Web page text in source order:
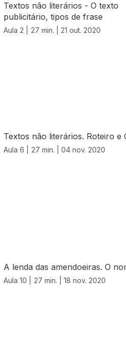
Textos não literários - O texto
publicitário, tipos de frase
Aula 2 | 27 min. | 21 out. 2020
Textos não literários. Roteiro e
Aula 6 | 27 min. | 04 nov. 2020
A lenda das amendoeiras. O
Aula 10 | 27 min. | 18 nov. 2020